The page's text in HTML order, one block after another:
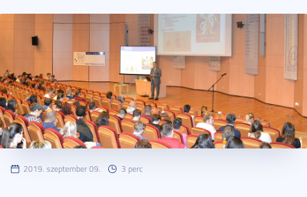
2019. szeptember 09. 3 perc